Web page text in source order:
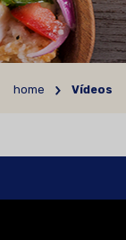
home Vídeos